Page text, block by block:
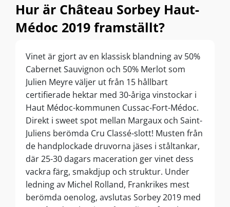
Hur är Château Sorbey Haut-
Médoc 2019 framställt?
Vinet är gjort av en klassisk blandning av 50%
Cabernet Sauvignon och 50% Merlot som
Julien Meyre väljer ut från 15 hållbart
certifierade hektar med 30-åriga vinstockar i
Haut Médoc-kommunen Cussac-Fort-Médoc.
Direkt i sweet spot mellan Margaux och Saint-
Juliens berömda Cru Classé-slott! Musten från
de handplockade druvorna jäses i ståltankar,
där 25-30 dagars maceration ger vinet dess
vackra färg, smakdjup och struktur. Under
ledning av Michel Rolland, Frankrikes mest
berömda oenolog, avslutas Sorbey 2019 med